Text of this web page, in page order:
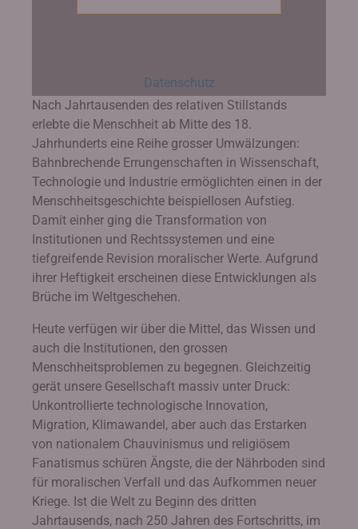
Datenschutz
Nach Jahrtausenden des relativen Stillstands
erlebte die Menschheit ab Mitte des 18.
Jahrhunderts eine Reihe grosser Umwälzungen:
Bahnbrechende Errungenschaften in Wissenschaft,
Technologie und Industrie ermöglichten einen in der
Menschheitsgeschichte beispiellosen Aufstieg.
Damit einher ging die Transformation von
Institutionen und Rechtssystemen und eine
tiefgreifende Revision moralischer Werte. Aufgrund
ihrer Heftigkeit erscheinen diese Entwicklungen als
Brüche im Weltgeschehen.
Heute verfügen wir über die Mittel, das Wissen und
auch die Institutionen, den grossen
Menschheitsproblemen zu begegnen. Gleichzeitig
gerät unsere Gesellschaft massiv unter Druck:
Unkontrollierte technologische Innovation,
Migration, Klimawandel, aber auch das Erstarken
von nationalem Chauvinismus und religiösem
Fanatismus schüren Ängste, die der Nährboden sind
für moralischen Verfall und das Aufkommen neuer
Kriege. Ist die Welt zu Beginn des dritten
Jahrtausends, nach 250 Jahren des Fortschritts, im